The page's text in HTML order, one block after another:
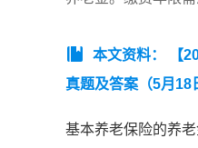
本文资料： 【
真题及答案（5月18
基本养老保险的养